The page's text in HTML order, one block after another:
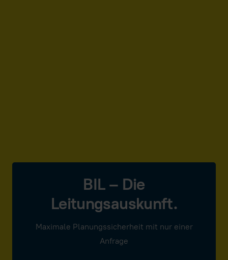
BIL – Die
Leitungsauskunft.
Maximale Planungssicherheit mit nur einer
Anfrage